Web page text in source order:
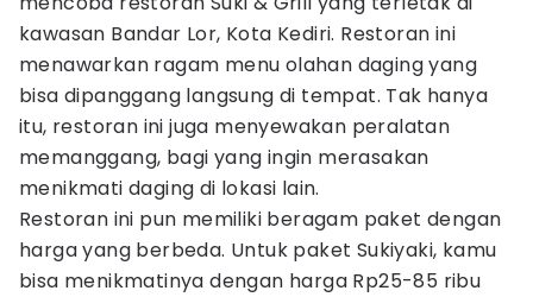
kawasan Bandar Lor, Kota Kediri. Restoran ini
menawarkan ragam menu olahan daging yang
bisa dipanggang langsung di tempat. Tak hanya
itu, restoran ini juga menyewakan peralatan
memanggang, bagi yang ingin merasakan
menikmati daging di lokasi lain.
Restoran ini pun memiliki beragam paket dengan
harga yang berbeda. Untuk paket Sukiyaki, kamu
bisa menikmatinya dengan harga Rp25-85 ribu